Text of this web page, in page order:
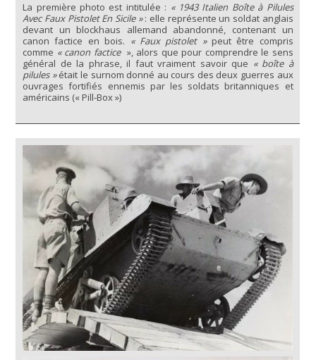
La première photo est intitulée : « 1943 Italien Boîte à Pilules
Avec Faux Pistolet En Sicile »: elle représente un soldat anglais
devant un blockhaus allemand abandonné, contenant un
canon factice en bois. « Faux pistolet »peut être compris
comme « canon factice », alors que pour comprendre le sens
général de la phrase, il faut vraiment savoir que « boîte à
pilules »était le surnom donné au cours des deux guerres aux
ouvrages fortifiés ennemis par les soldats britanniques et
américains (« Pill-Box »)